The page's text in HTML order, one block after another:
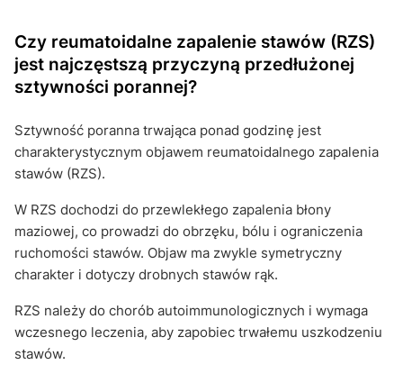
Czy reumatoidalne zapalenie stawów (RZS)
jest najczęstszą przyczyną przedłużonej
sztywności porannej?
Sztywność poranna trwająca ponad godzinę jest
charakterystycznym objawem reumatoidalnego zapalenia
stawów (RZS).
W RZS dochodzi do przewlekłego zapalenia błony
maziowej, co prowadzi do obrzęku, bólu i ograniczenia
ruchomości stawów. Objaw ma zwykle symetryczny
charakter i dotyczy drobnych stawów rąk.
RZS należy do chorób autoimmunologicznych i wymaga
wczesnego leczenia, aby zapobiec trwałemu uszkodzeniu
stawów.